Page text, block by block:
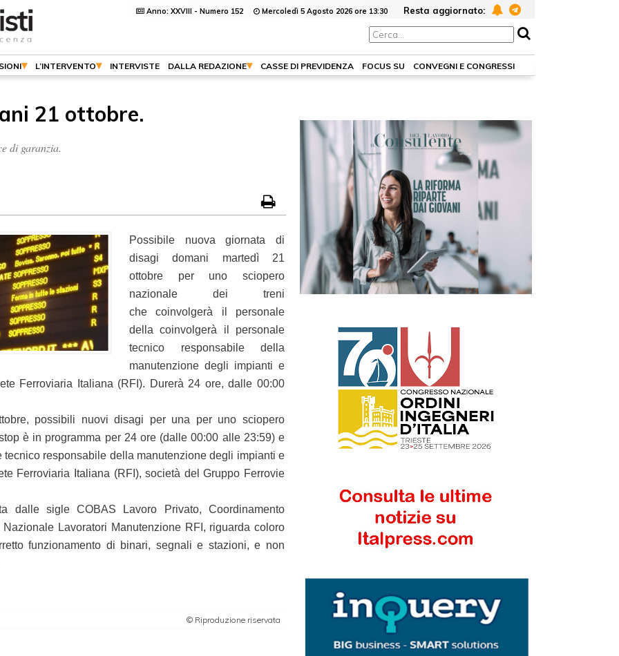
Anno: XXVIII - Numero 152 Mercoledì 5 Agosto 2026 ore 13:30 Resta aggiornato:
L’INTERVENTO INTERVISTE DALLA REDAZIONE CASSE DI PREVIDENZA FOCUS SU CONVEGNI E CONGRESSI
21 ottobre.
di garanzia.
Possibile nuova giornata di
disagi domani martedì 21
ottobre per uno sciopero
nazionale dei treni
che coinvolgerà il personale
della coinvolgerà il personale
tecnico responsabile della
manutenzione degli impianti e
Ferroviaria Italiana (RFI). Durerà 24 ore, dalle 00:00
possibili nuovi disagi per una per uno sciopero
è in programma per 24 ore (dalle 00:00 alle 23:59) e
responsabile della manutenzione degli impianti e
Ferroviaria Italiana (RFI), società del Gruppo Ferrovie
dalle sigle COBAS Lavoro Privato, Coordinamento
Lavoratori Manutenzione RFI, riguarda coloro
funzionamento di binari, segnali e stazioni, e non
© Riproduzione riservata